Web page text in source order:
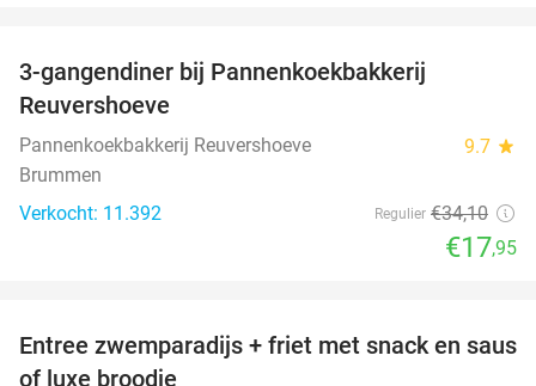
3-gangendiner bij Pannenkoekbakkerij
Reuvershoeve
Pannenkoekbakkerij Reuvershoeve 9.7 star
Brummen
Verkocht: 11.392
Regulier €34,10
€17,95
20%
Entree zwemparadijs + friet met snack en saus
of luxe broodje